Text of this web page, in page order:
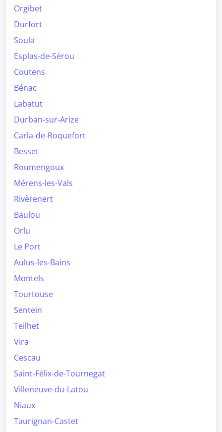
Orgibet
Durfort
Soula
Esplas-de-Sérou
Coutens
Bénac
Labatut
Durban-sur-Arize
Carla-de-Roquefort
Besset
Roumengoux
Mérens-les-Vals
Rivèrenert
Baulou
Orlu
Le Port
Aulus-les-Bains
Montels
Tourtouse
Sentein
Teilhet
Vira
Cescau
Saint-Félix-de-Tournegat
Villeneuve-du-Latou
Niaux
Taurignan-Castet